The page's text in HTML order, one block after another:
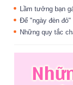
Lầm tưởng bạn
Để "ngày đèn
Những quy tắc